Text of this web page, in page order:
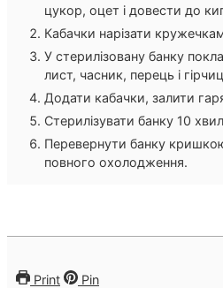
цукор, оцет і довести до
Кабачки нарізати
У стерилізовану банку
лист, часник, перець і
Додати кабачки, залити
Стерилізувати банку 10
Перевернути банку
повного охолодження.
Print Pin